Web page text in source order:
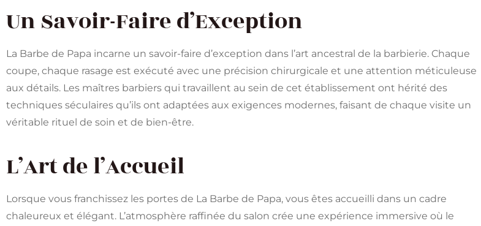
Un Savoir-Faire d’Exception
La Barbe de Papa incarne un savoir-faire d’exception dans l’art ancestral de la barbierie. Chaque
coupe, chaque rasage est exécuté avec une précision chirurgicale et une attention méticuleuse
aux détails. Les maîtres barbiers qui travaillent au sein de cet établissement ont hérité des
techniques séculaires qu’ils ont adaptées aux exigences modernes, faisant de chaque visite un
véritable rituel de soin et de bien-être.
L’Art de l’Accueil
Lorsque vous franchissez les portes de La Barbe de Papa, vous êtes accueilli dans un cadre
chaleureux et élégant. L’atmosphère raffinée du salon crée une expérience immersive où le